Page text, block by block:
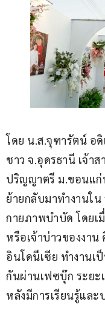
โดย น.ส.จุฑารัตน์ อ
ชาว จ.อุดรธานี เจ้า
ปริญญาตรี ม.ขอนแก่
ย้ายกลับมาทำงานใ
กายภาพบำบัด โดย
หรือเจ้าบ่าวของงา
อินโดนีเซีย ทำงานเ
กันผ่านเฟซบุ๊ก ระยะ
หลังมีการเรียนรู้และ